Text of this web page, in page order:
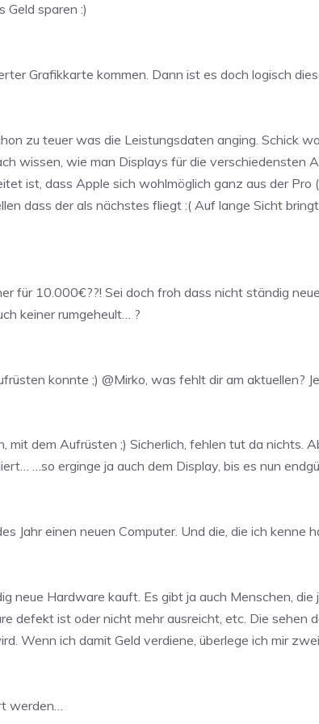
Geld sparen :)
Grafikkarte kommen. Dann ist es doch logisch
zu teuer was die Leistungsdaten anging. Schick
wissen, wie man Displays für die verschiedensten
ist, dass Apple sich wohlmöglich ganz aus der
dass der als nächstes fliegt :( Auf lange Sicht
für 10.000€??! Sei doch froh dass nicht ständig
keiner rumgeheult… ?
konnte ;) @Mirko, was fehlt dir am aktuellen?
mit dem Aufrüsten ;) Sicherlich, fehlen tut da nichts.
…so erginge ja auch dem Display, bis es nun
Jahr einen neuen Computer. Und die, die ich
neue Hardware kauft. Es gibt ja auch Menschen,
defekt ist oder nicht mehr ausreicht, etc. Die sehen
Wenn ich damit Geld verdiene, überlege ich mir
werden…